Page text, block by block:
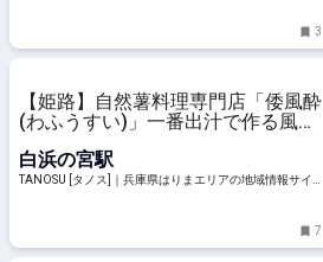
3
【姫路】自然薯料理専門店「倭風酔
(わふうすい)」一番出汁で作る風味
白浜の宮駅
TANOSU [タノス]｜兵庫県はりまエリアの地域情報サイ
7